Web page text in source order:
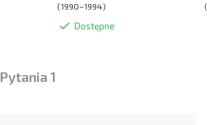
(1990–1994)
Dostępne
Pytania 1